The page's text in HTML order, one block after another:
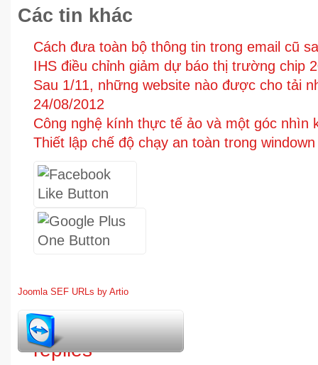
Các tin khác
Cách đưa toàn bộ thông tin trong email cũ
IHS điều chỉnh giảm dự báo thị trường chip
Sau 1/11, những website nào được cho tải
24/08/2012
Công nghệ kính thực tế ảo và một góc nhìn
Thiết lập chế độ chạy an toàn trong
Joomla SEF URLs by Artio
1
replies